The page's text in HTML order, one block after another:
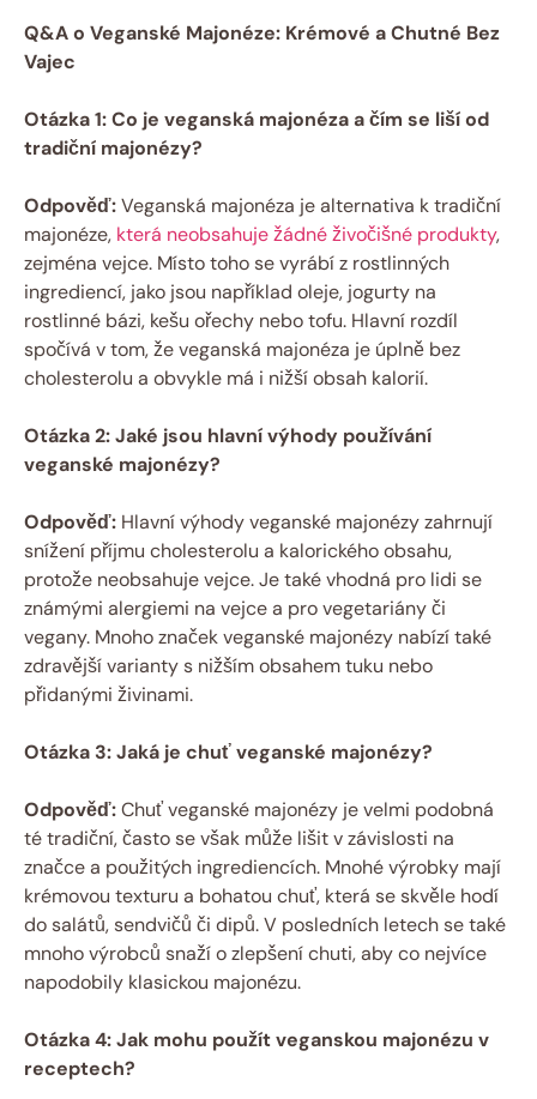
Q&A o Veganské Majonéze: Krémové a Chutné Bez
Vajec
Otázka 1: Co je veganská majonéza a čím se liší od
tradiční majonézy?
Odpověď:Veganská majonéza je alternativa k tradiční
majonéze, která neobsahuje žádné živočišné produkty,
zejména vejce. Místo toho se vyrábí z rostlinných
ingrediencí, jako jsou například oleje, jogurty na
rostlinné bázi, kešu ořechy nebo tofu. Hlavní rozdíl
spočívá v tom, že veganská majonéza je úplně bez
cholesterolu a obvykle má i nižší obsah kalorií.
Otázka 2: Jaké jsou hlavní výhody používání
veganské majonézy?
Odpověď: Hlavní výhody veganské majonézy zahrnují
snížení příjmu cholesterolu a kalorického obsahu,
protože neobsahuje vejce. Je také vhodná pro lidi se
známými alergiemi na vejce a pro vegetariány či
vegany. Mnoho značek veganské majonézy nabízí také
zdravější varianty s nižším obsahem tuku nebo
přidanými živinami.
Otázka 3: Jaká je chuť veganské majonézy?
Odpověď:Chuť veganské majonézy je velmi podobná
té tradiční, často se však může lišit v závislosti na
značce a použitých ingrediencích. Mnohé výrobky mají
krémovou texturu a bohatou chuť, která se skvěle hodí
do salátů, sendvičů či dipů. V posledních letech se také
mnoho výrobců snaží o zlepšení chuti, aby co nejvíce
napodobily klasickou majonézu.
Otázka 4: Jak mohu použít veganskou majonézu v
receptech?